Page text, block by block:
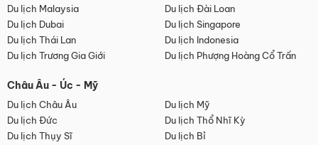
Du lịch Malaysia
Du lịch Đài Loan
Du lịch Dubai
Du lịch Singapore
Du lịch Thái Lan
Du lịch Indonesia
Du lịch Trương Gia Giới
Du lịch Phượng Hoàng Cổ Trấn
Châu Âu - Úc - Mỹ
Du lịch Châu Âu
Du lịch Mỹ
Du lịch Đức
Du lịch Thổ Nhĩ Kỳ
Du lịch Thụy Sĩ
Du lịch Bỉ